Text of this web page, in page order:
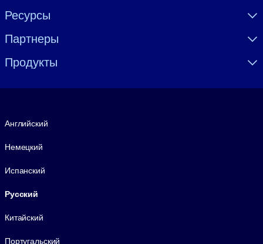
Ресурсы
Партнеры
Продукты
Английский
Немецкий
Испанский
Русский
Китайский
Португальский